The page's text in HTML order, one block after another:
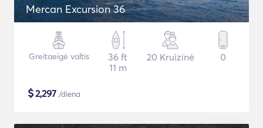
Mercan Excursion 36
Greitaeigė valtis
36 ft
11 m
20 Kruizinė 0
$2,297 /diena